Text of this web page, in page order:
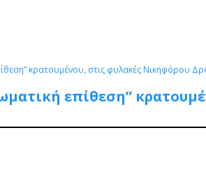
κρατουμένου, στις φυλακές Νικηφόρου
επίθεση”